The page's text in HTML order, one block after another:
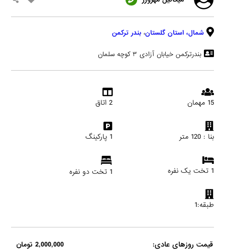
شمال، استان گلستان، بندر ترکمن
بندرترکمن خیابان آزادی ۳ کوچه سلمان
15 مهمان 2 اتاق
بنا : 120 متر 1 پارکینگ
1 تخت یک نفره 1 تخت دو نفره
طبقه:1
قیمت روزهای عادی: 2,000,000 تومان